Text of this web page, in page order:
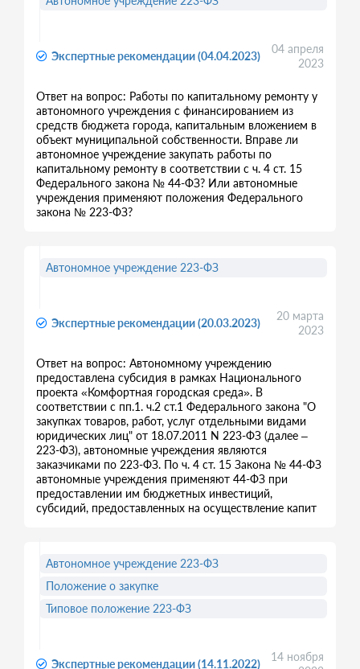
Экспертные рекомендации (04.04.2023)
04 апреля
2023
Ответ на вопрос: Работы по капитальному ремонту у
автономного учреждения с финансированием из
средств бюджета города, капитальным вложением в
объект муниципальной собственности. Вправе ли
автономное учреждение закупать работы по
капитальному ремонту в соответствии с ч. 4 ст. 15
Федерального закона № 44-ФЗ? Или автономные
учреждения применяют положения Федерального
закона № 223-ФЗ?
Экспертные рекомендации (20.03.2023)
20 марта
2023
Ответ на вопрос: Автономному учреждению
предоставлена субсидия в рамках Национального
проекта «Комфортная городская среда». В
соответствии с пп.1. ч.2 ст.1 Федерального закона "О
закупках товаров, работ, услуг отдельными видами
юридических лиц" от 18.07.2011 N 223-ФЗ (далее –
223-ФЗ), автономные учреждения являются
заказчиками по 223-ФЗ. По ч. 4 ст. 15 Закона № 44-ФЗ
автономные учреждения применяют 44-ФЗ при
предоставлении им бюджетных инвестиций,
субсидий, предоставленных на осуществление капит
Автономное учреждение 223-ФЗ
Экспертные рекомендации (14.11.2022)
14 ноября
Автономное учреждение 223-ФЗ
Положение о закупке
Типовое положение 223-ФЗ